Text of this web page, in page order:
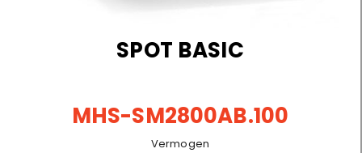
SPOT BASIC
MHS-SM2800AB.100
Vermogen